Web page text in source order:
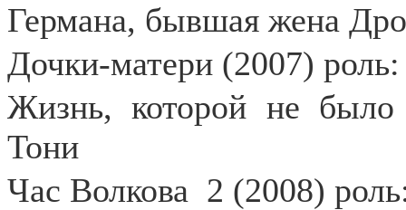
Германа, бывшая жена
Дочки-матери (2007)
Жизнь, которой не
Тони
Час Волкова 2 (2008)